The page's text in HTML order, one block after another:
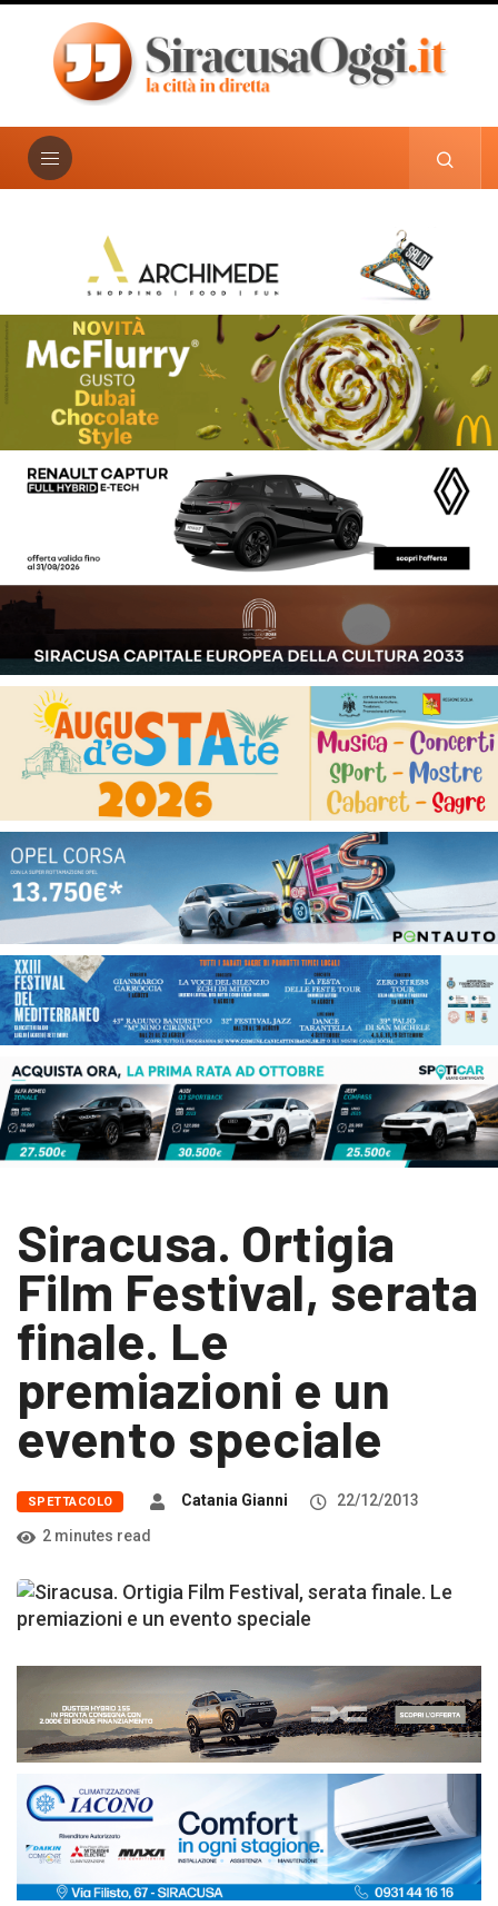
Siracusa. Ortigia
Film Festival, serata
finale. Le
premiazioni e un
evento speciale
SPETTACOLO Catania Gianni
22/12/2013
2 minutes read